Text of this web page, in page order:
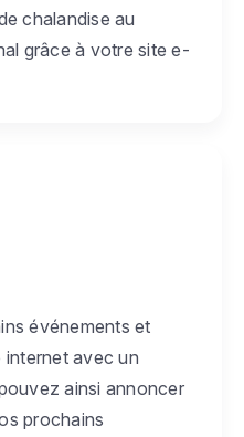
chalandise au
grâce à votre site e-
événements et
avec un
ainsi annoncer
prochains